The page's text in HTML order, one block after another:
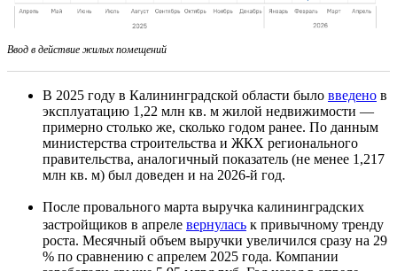
Ввод в действие жилых помещений
В 2025 году в Калининградской области было введено в
эксплуатацию 1,22 млн кв. м жилой недвижимости —
примерно столько же, сколько годом ранее. По данным
министерства строительства и ЖКХ регионального
правительства, аналогичный показатель (не менее 1,217
млн кв. м) был доведен и на 2026-й год.
После провального марта выручка калининградских
застройщиков в апреле вернулась к привычному тренду
роста. Месячный объем выручки увеличился сразу на 29
% по сравнению с апрелем 2025 года. Компании